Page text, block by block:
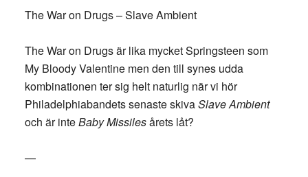
The War on Drugs – Slave Ambient
The War on Drugs är lika mycket Springsteen som
My Bloody Valentine men den till synes udda
kombinationen ter sig helt naturlig när vi hör
Philadelphiabandets senaste skivaSlave Ambient
och är inteBaby Missilesårets låt?
—